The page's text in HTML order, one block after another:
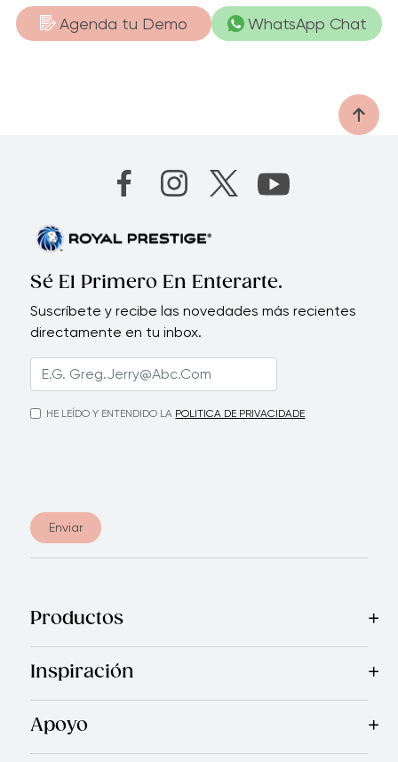
Agenda tu Demo WhatsApp Chat
Sé El Primero En Enterarte.
Suscríbete y recibe las novedades más recientes
directamente en tu inbox.
HE LEÍDO Y ENTENDIDO LA POLITICA DE PRIVACIDADE
Enviar
Productos
Mas VendidosCocinaCuchillosVajillasElectrodomésticos
Inspiración
RecetasBlogRoyal TVRevista Royal PrestigePrograma
Apoyo